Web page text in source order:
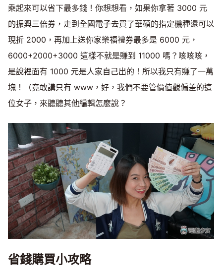
乘起來可以省下最多錢！你想想看，如果你拿著 3000 元
的振興三倍券，走到全國電子去買了華碩的指定機種還可以
現折 2000，再加上送你家樂福禮券最多是 6000 元，
6000+2000+3000 這樣不就是賺到 11000 嗎？咳咳咳，
是說裡面有 1000 元是人家自己出的！所以我只有賺了一萬
塊！（竟敢講只有 www，好，我們不要管價值觀偏差的這
位女子，來聽聽其他編輯怎麼說？
省錢購買小攻略